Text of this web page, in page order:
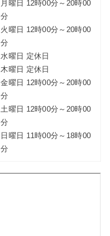
月曜日 12時00分～20時00
分
火曜日 12時00分～20時00
分
水曜日 定休日
木曜日 定休日
金曜日 12時00分～20時00
分
土曜日 12時00分～20時00
分
日曜日 11時00分～18時00
分